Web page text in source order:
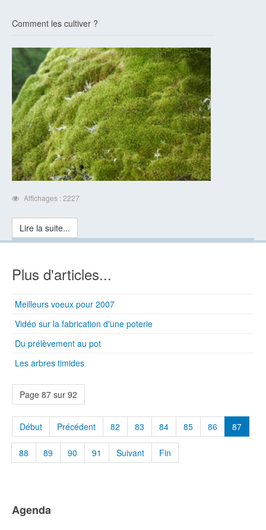
Comment les cultiver ?
Affichages : 2227
Lire la suite...
Plus d'articles...
Meilleurs voeux pour 2007
Vidéo sur la fabrication d'une poterie
Du prélèvement au pot
Les arbres timides
Page 87 sur 92
Début Précédent 82 83 84 85 86 87
88 89 90 91 Suivant Fin
Agenda